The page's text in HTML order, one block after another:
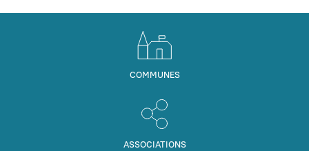
COMMUNES
ASSOCIATIONS